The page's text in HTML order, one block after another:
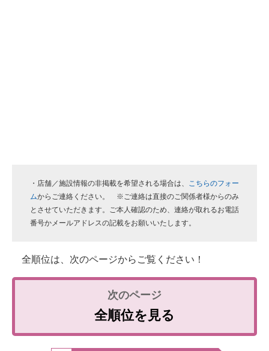
・店舗／施設情報の非掲載を希望される場合は、 こちらのフォー
ムからご連絡ください。 ※ご連絡は直接のご関係者様からのみ
とさせていただきます。ご本人確認のため、連絡が取れるお電話
番号かメールアドレスの記載をお願いいたします。
全順位は、次のページからご覧ください！
全順位を見る